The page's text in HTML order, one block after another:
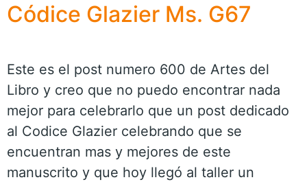
Códice Glazier Ms. G67
Este es el post numero 600 de Artes del
Libro y creo que no puedo encontrar nada
mejor para celebrarlo que un post dedicado
al Codice Glazier celebrando que se
encuentran mas y mejores de este
manuscrito y que hoy llegó al taller un